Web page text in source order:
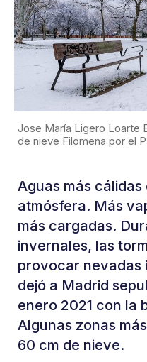
Jose María Ligero Loarte
de nieve Filomena por el
Aguas más
atmósfera. Más
más cargadas.
invernales, las
provocar nevadas
dejó a Madrid
enero 2021 con la
Algunas zonas
60 cm de nieve.